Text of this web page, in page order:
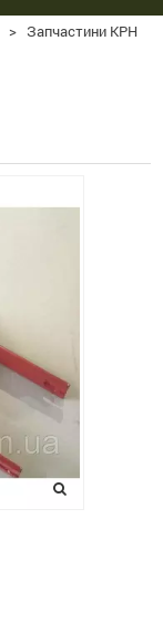
> Запчастини КРН